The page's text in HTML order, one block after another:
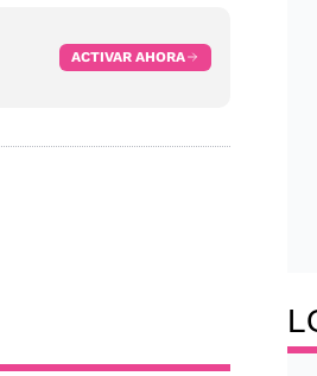
ACTIVAR AHORA